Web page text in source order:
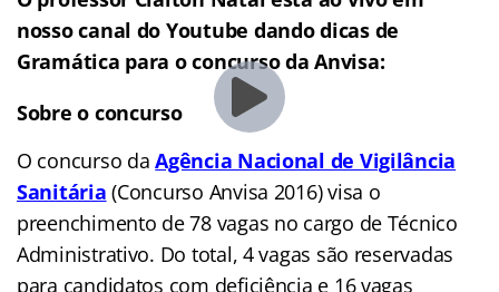
nosso canal do Youtube dando dicas de
Gramática para o concurso da Anvisa:
Sobre o concurso
O concurso daAgência Nacional de Vigilância
Sanitária (Concurso Anvisa 2016) visa o
preenchimento de 78 vagas no cargo de Técnico
Administrativo. Do total, 4 vagas são reservadas
para candidatos com deficiência e 16 vagas